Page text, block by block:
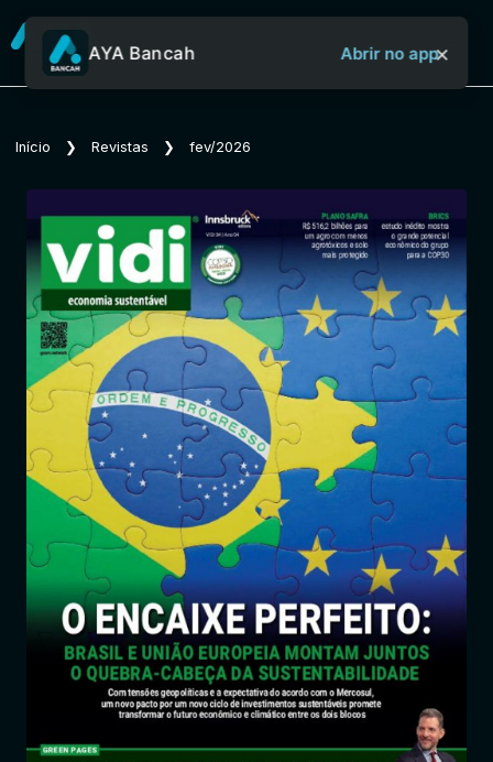
Sobre o Aya Bancah
Início
Revistas
Jornais
Notícias
Entrar
AYA Bancah Abrir no app×
Início ❯ Revistas ❯ fev/2026